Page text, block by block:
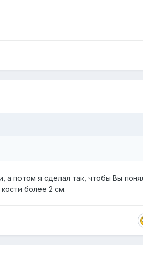
а потом я сделал так, чтобы Вы
более 2 см.